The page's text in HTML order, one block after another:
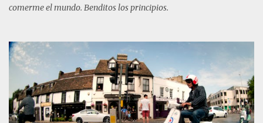
comerme el mundo. Benditos los principios.